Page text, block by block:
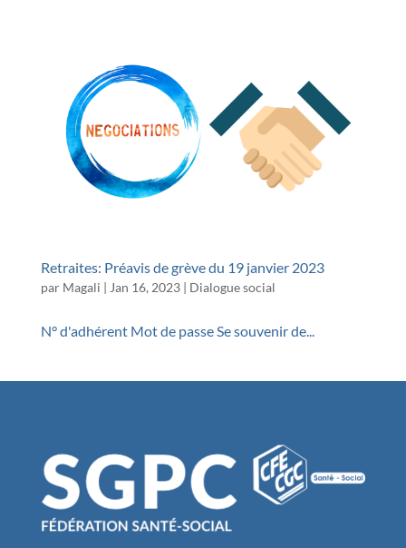
Retraites: Préavis de grève du 19 janvier 2023
par Magali | Jan 16, 2023| Dialogue social
N° d'adhérent Mot de passe Se souvenir de...